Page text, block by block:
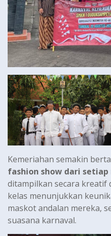
Kemeriahan semakin
fashion show dari
ditampilkan secara kreatif
kelas menunjukkan
maskot andalan mereka,
suasana karnaval.